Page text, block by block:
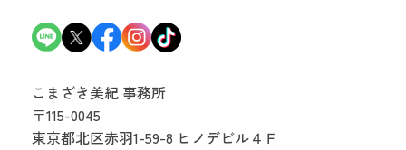
こまざき美紀 事務所
〒115-0045
東京都北区赤羽1-59-8 ヒノデビル４Ｆ